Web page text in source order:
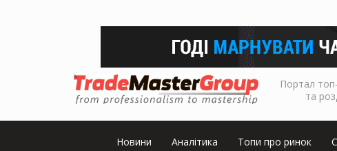
Портал
та
Новини Аналітика Топи про ринок